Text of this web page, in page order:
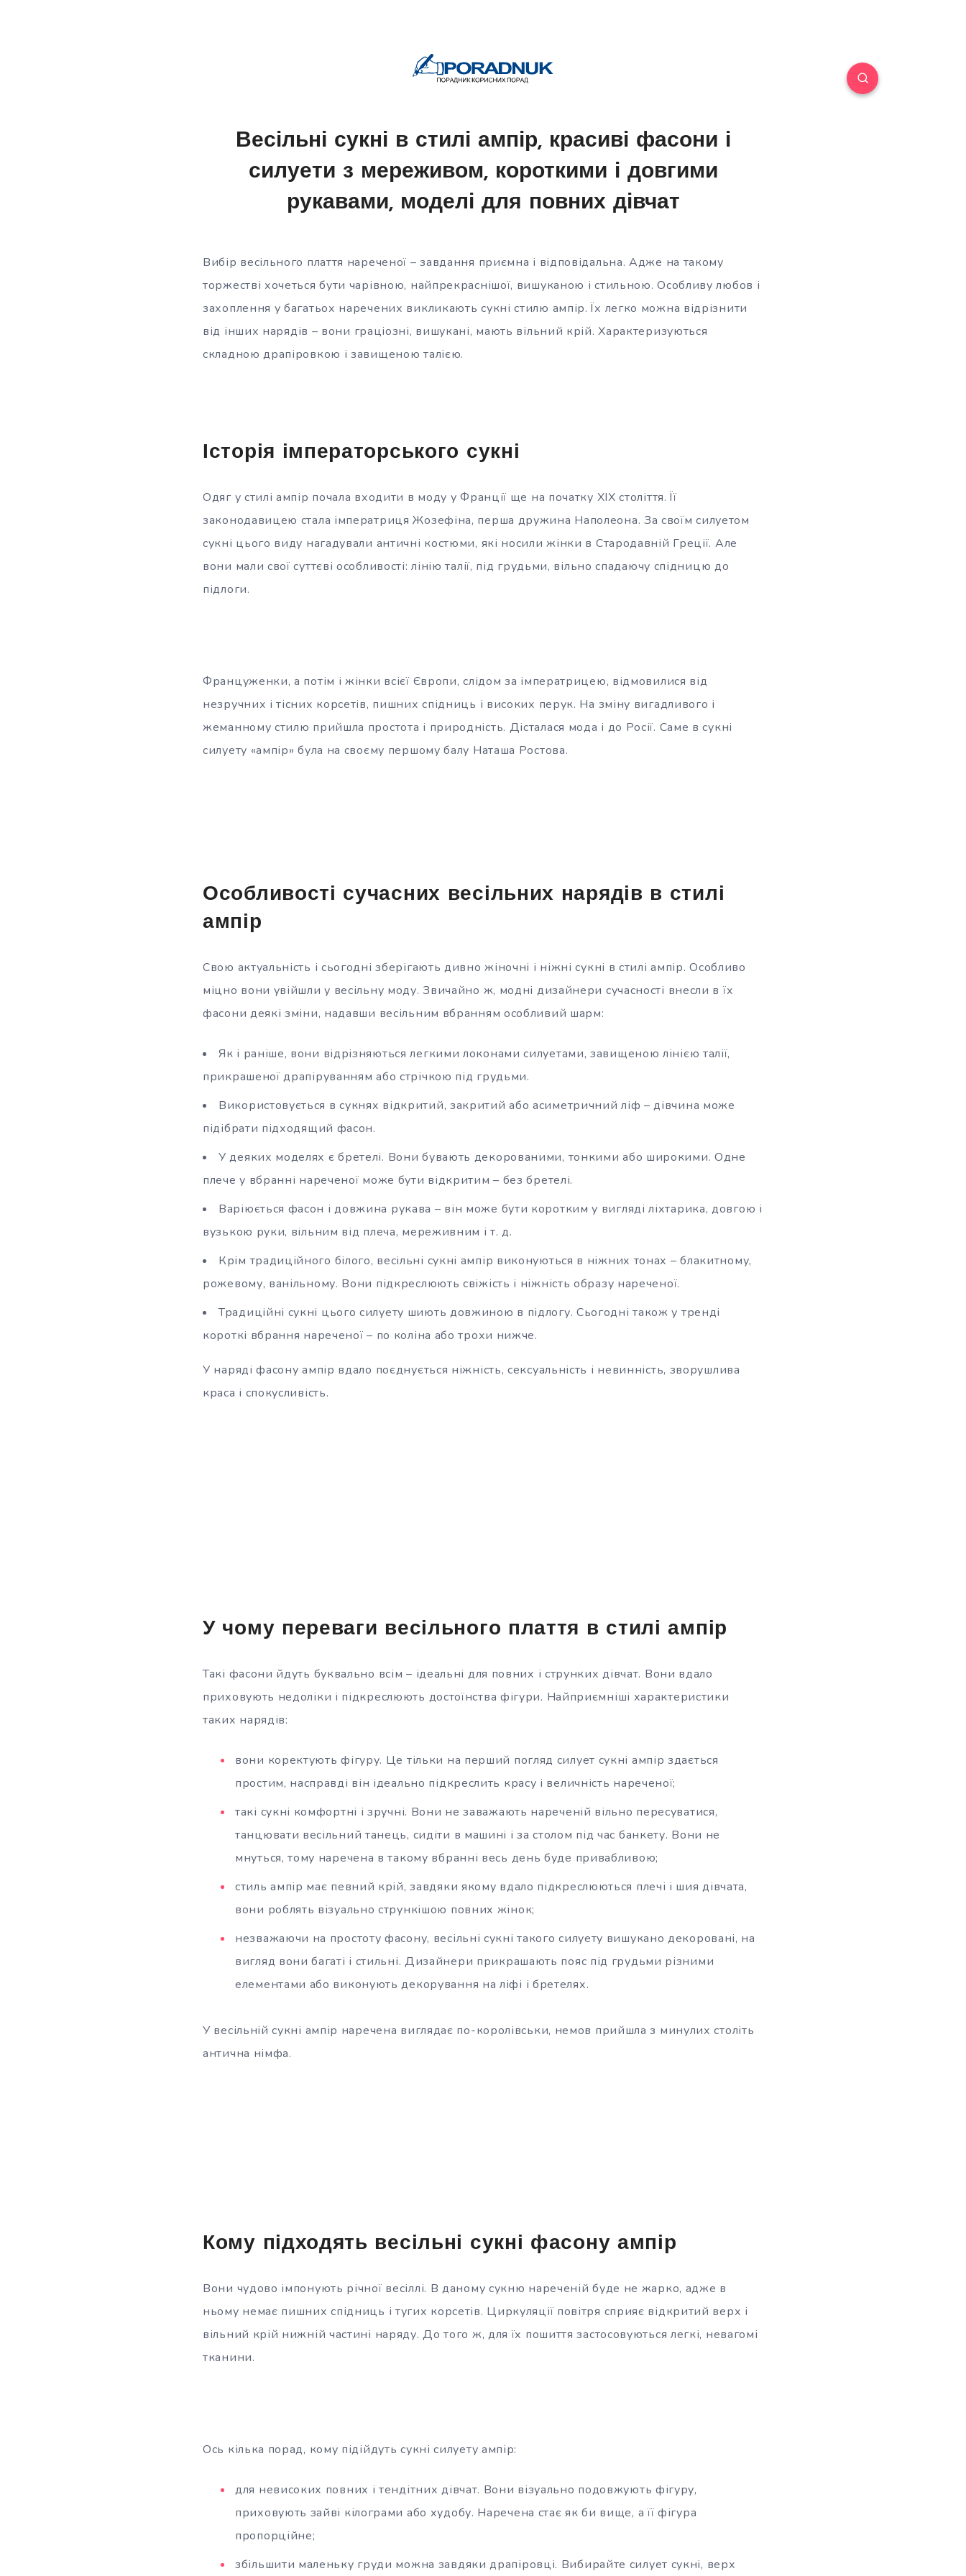
Весільні сукні в стилі ампір, красиві фасони і
силуети з мереживом, короткими і довгими
рукавами, моделі для повних дівчат
Вибір весільного плаття нареченої – завдання приємна і відповідальна. Адже на такому
торжестві хочеться бути чарівною, найпрекраснішої, вишуканою і стильною. Особливу любов і
захоплення у багатьох наречених викликають сукні стилю ампір. Їх легко можна відрізнити
від інших нарядів – вони граціозні, вишукані, мають вільний крій. Характеризуються
складною драпіровкою і завищеною талією.
Історія імператорського сукні
Одяг у стилі ампір почала входити в моду у Франції ще на початку XIX століття. Її
законодавицею стала імператриця Жозефіна, перша дружина Наполеона. За своїм силуетом
сукні цього виду нагадували античні костюми, які носили жінки в Стародавній Греції. Але
вони мали свої суттєві особливості: лінію талії, під грудьми, вільно спадаючу спідницю до
підлоги.
Француженки, а потім і жінки всієї Європи, слідом за імператрицею, відмовилися від
незручних і тісних корсетів, пишних спідниць і високих перук. На зміну вигадливого і
жеманному стилю прийшла простота і природність. Дісталася мода і до Росії. Саме в сукні
силуету «ампір» була на своєму першому балу Наташа Ростова.
Особливості сучасних весільних нарядів в стилі
ампір
Свою актуальність і сьогодні зберігають дивно жіночні і ніжні сукні в стилі ампір. Особливо
міцно вони увійшли у весільну моду. Звичайно ж, модні дизайнери сучасності внесли в їх
фасони деякі зміни, надавши весільним вбранням особливий шарм:
Як і раніше, вони відрізняються легкими локонами силуетами, завищеною лінією талії,
прикрашеної драпіруванням або стрічкою під грудьми.
Використовується в сукнях відкритий, закритий або асиметричний ліф – дівчина може
підібрати підходящий фасон.
У деяких моделях є бретелі. Вони бувають декорованими, тонкими або широкими. Одне
плече у вбранні нареченої може бути відкритим – без бретелі.
Варіюється фасон і довжина рукава – він може бути коротким у вигляді ліхтарика, довгою і
вузькою руки, вільним від плеча, мереживним і т. д.
Крім традиційного білого, весільні сукні ампір виконуються в ніжних тонах – блакитному,
рожевому, ванільному. Вони підкреслюють свіжість і ніжність образу нареченої.
Традиційні сукні цього силуету шиють довжиною в підлогу. Сьогодні також у тренді
короткі вбрання нареченої – по коліна або трохи нижче.
У наряді фасону ампір вдало поєднується ніжність, сексуальність і невинність, зворушлива
краса і спокусливість.
У чому переваги весільного плаття в стилі ампір
Такі фасони йдуть буквально всім – ідеальні для повних і струнких дівчат. Вони вдало
приховують недоліки і підкреслюють достоїнства фігури. Найприємніші характеристики
таких нарядів:
вони коректують фігуру. Це тільки на перший погляд силует сукні ампір здається
простим, насправді він ідеально підкреслить красу і величність нареченої;
такі сукні комфортні і зручні. Вони не заважають нареченій вільно пересуватися,
танцювати весільний танець, сидіти в машині і за столом під час банкету. Вони не
мнуться, тому наречена в такому вбранні весь день буде привабливою;
стиль ампір має певний крій, завдяки якому вдало підкреслюються плечі і шия дівчата,
вони роблять візуально стрункішою повних жінок;
незважаючи на простоту фасону, весільні сукні такого силуету вишукано декоровані, на
вигляд вони багаті і стильні. Дизайнери прикрашають пояс під грудьми різними
елементами або виконують декорування на ліфі і бретелях.
У весільній сукні ампір наречена виглядає по-королівськи, немов прийшла з минулих століть
антична німфа.
Кому підходять весільні сукні фасону ампір
Вони чудово імпонують річної весіллі. В даному сукню нареченій буде не жарко, адже в
ньому немає пишних спідниць і тугих корсетів. Циркуляції повітря сприяє відкритий верх і
вільний крій нижній частині наряду. До того ж, для їх пошиття застосовуються легкі, невагомі
тканини.
Ось кілька порад, кому підійдуть сукні силуету ампір:
для невисоких повних і тендітних дівчат. Вони візуально подовжують фігуру,
приховують зайві кілограми або худобу. Наречена стає як би вище, а її фігура
пропорційне;
збільшити маленьку груди можна завдяки драпіровці. Вибирайте силует сукні, верх